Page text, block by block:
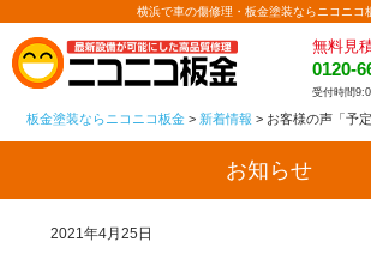
横浜で車の傷修理・板金塗装ならニコニコ
無料見
0120-
受付時間
板金塗装ならニコニコ板金 > 新着情報 > お客様の声「予定より1日早く上がっ
お知らせ
2021年4月25日